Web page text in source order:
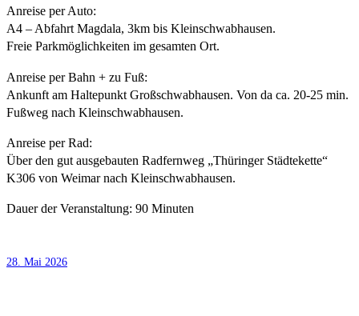
Anreise per Auto:
A4 – Abfahrt Magdala, 3km bis Kleinschwabhausen.
Freie Parkmöglichkeiten im gesamten Ort.
Anreise per Bahn + zu Fuß:
Ankunft am Haltepunkt Großschwabhausen. Von da ca. 20-25 min.
Fußweg nach Kleinschwabhausen.
Anreise per Rad:
Über den gut ausgebauten Radfernweg „Thüringer Städtekette“
K306 von Weimar nach Kleinschwabhausen.
Dauer der Veranstaltung: 90 Minuten
28. Mai 2026